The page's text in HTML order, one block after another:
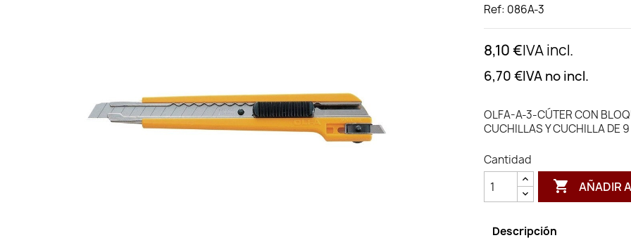
Ref: 086A-3
8,10 €IVA incl.
6,70 €IVA no incl.
OLFA-A-3-CÚTER CON
CUCHILLAS Y CUCHILLA DE
Cantidad
 AÑADIR
Descripción